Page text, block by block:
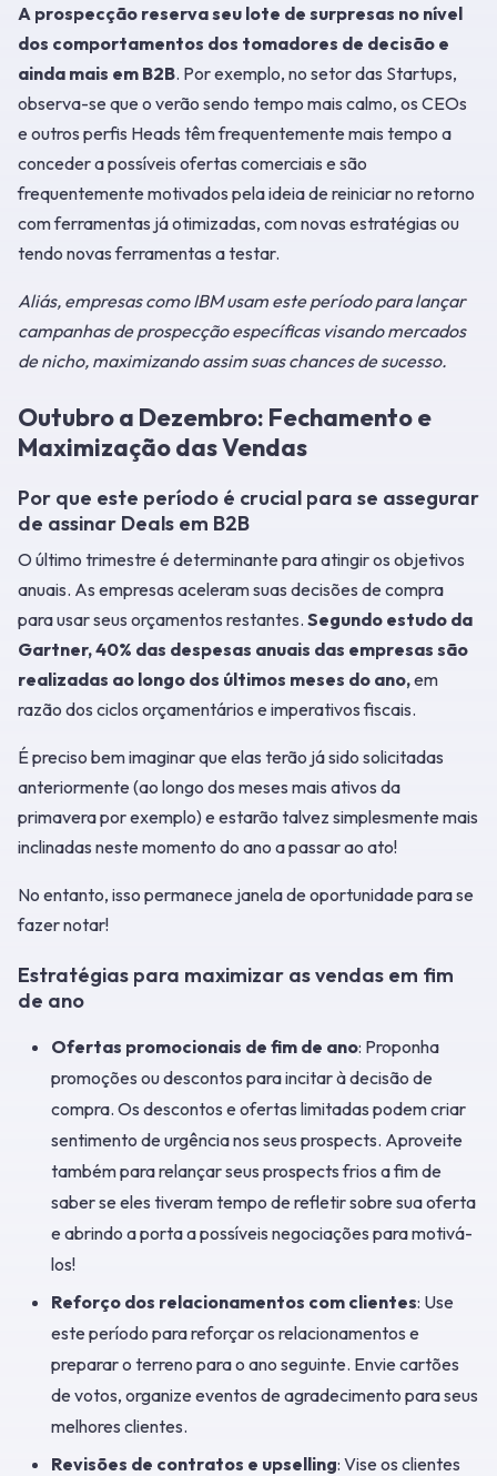
A prospecção reserva seu lote de surpresas no nível
dos comportamentos dos tomadores de decisão e
ainda mais em B2B. Por exemplo, no setor das Startups,
observa-se que o verão sendo tempo mais calmo, os CEOs
e outros perfis Heads têm frequentemente mais tempo a
conceder a possíveis ofertas comerciais e são
frequentemente motivados pela ideia de reiniciar no retorno
com ferramentas já otimizadas, com novas estratégias ou
tendo novas ferramentas a testar.
Aliás, empresas como IBM usam este período para lançar
campanhas de prospecção específicas visando mercados
de nicho, maximizando assim suas chances de sucesso.
Outubro a Dezembro: Fechamento e
Maximização das Vendas
Por que este período é crucial para se assegurar
de assinar Deals em B2B
O último trimestre é determinante para atingir os objetivos
anuais. As empresas aceleram suas decisões de compra
para usar seus orçamentos restantes. Segundo estudo da
Gartner, 40% das despesas anuais das empresas são
realizadas ao longo dos últimos meses do ano,em
razão dos ciclos orçamentários e imperativos fiscais.
É preciso bem imaginar que elas terão já sido solicitadas
anteriormente (ao longo dos meses mais ativos da
primavera por exemplo) e estarão talvez simplesmente mais
inclinadas neste momento do ano a passar ao ato!
No entanto, isso permanece janela de oportunidade para se
fazer notar!
Estratégias para maximizar as vendas em fim
de ano
Ofertas promocionais de fim de ano: Proponha
promoções ou descontos para incitar à decisão de
compra. Os descontos e ofertas limitadas podem criar
sentimento de urgência nos seus prospects. Aproveite
também para relançar seus prospects frios a fim de
saber se eles tiveram tempo de refletir sobre sua oferta
e abrindo a porta a possíveis negociações para motivá-
los!
Reforço dos relacionamentos com clientes: Use
este período para reforçar os relacionamentos e
preparar o terreno para o ano seguinte. Envie cartões
de votos, organize eventos de agradecimento para seus
melhores clientes.
Revisões de contratos e upselling: Vise os clientes